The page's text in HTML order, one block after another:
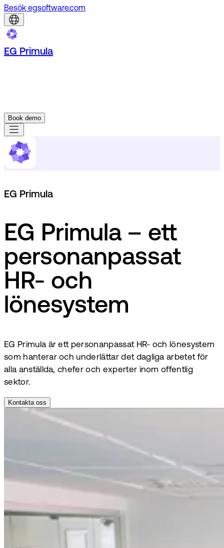
Besök egsoftware.com
EG Primula
Book demo
EG Primula
EG Primula – ett
personanpassat
HR- och
lönesystem
EG Primula är ett personanpassat HR- och lönesystem
som hanterar och underlättar det dagliga arbetet för
alla anställda, chefer och experter inom offentlig
sektor.
Kontakta oss